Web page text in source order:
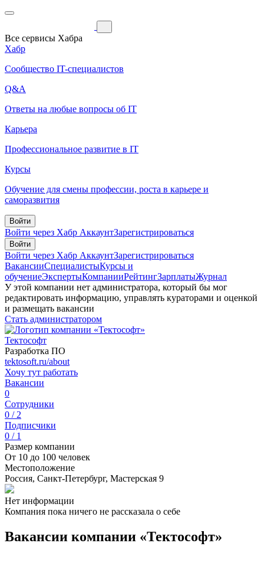
Все сервисы Хабра
Хабр
Сообщество IT-специалистов
Q&A
Ответы на любые вопросы об IT
Карьера
Профессиональное развитие в IT
Курсы
Обучение для смены профессии, роста в карьере и
саморазвития
Войти
Войти через Хабр АккаунтЗарегистрироваться
Войти
Войти через Хабр АккаунтЗарегистрироваться
ВакансииСпециалистыКурсы и
обучениеЭкспертыКомпанииРейтингЗарплатыЖурнал
У этой компании нет администратора, который бы мог
редактировать информацию, управлять кураторами и оценкой
и размещать вакансии
Стать администратором
Тектософт
Разработка ПО
tektosoft.ru/about
Хочу тут работать
Вакансии
0
Сотрудники
0 / 2
Подписчики
0 / 1
Размер компании
От 10 до 100 человек
Местоположение
Россия, Санкт-Петербург, Мастерская 9
Нет информации
Компания пока ничего не рассказала о себе
Вакансии компании «Тектософт»